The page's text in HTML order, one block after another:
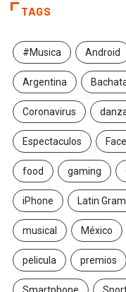
TAGS
#Musica Android
Argentina
Coronavirus
Espectaculos
food gaming
iPhone Latin
musical México
pelicula premios